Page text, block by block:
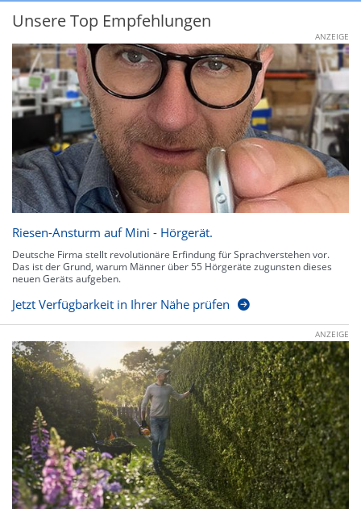
Unsere Top Empfehlungen
ANZEIGE
Riesen-Ansturm auf Mini - Hörgerät.
Deutsche Firma stellt revolutionäre Erfindung für Sprachverstehen vor.
Das ist der Grund, warum Männer über 55 Hörgeräte zugunsten dieses
neuen Geräts aufgeben.
Jetzt Verfügbarkeit in Ihrer Nähe prüfen
ANZEIGE